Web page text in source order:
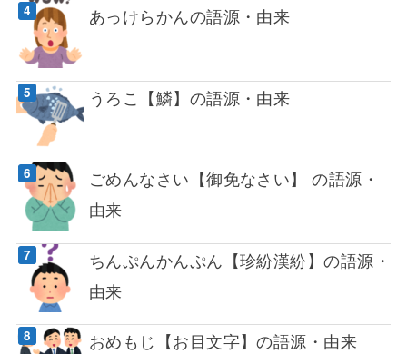
あっけらかんの語源・由来
うろこ【鱗】の語源・由来
ごめんなさい【御免なさい】 の語源・
由来
ちんぷんかんぷん【珍紛漢紛】の語源・
由来
おめもじ【お目文字】の語源・由来